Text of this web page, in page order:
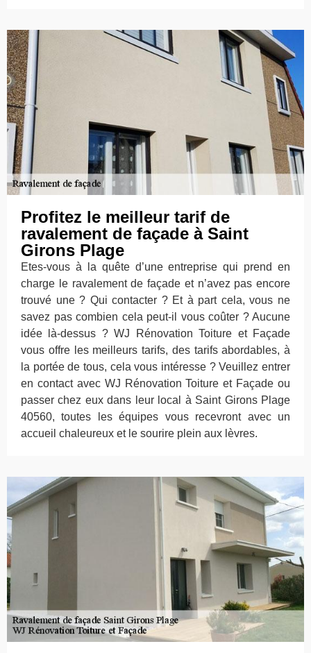
Profitez le meilleur tarif de
ravalement de façade à Saint
Girons Plage
Etes-vous à la quête d’une entreprise qui prend en
charge le ravalement de façade et n’avez pas encore
trouvé une ? Qui contacter ? Et à part cela, vous ne
savez pas combien cela peut-il vous coûter ? Aucune
idée là-dessus ? WJ Rénovation Toiture et Façade
vous offre les meilleurs tarifs, des tarifs abordables, à
la portée de tous, cela vous intéresse ? Veuillez entrer
en contact avec WJ Rénovation Toiture et Façade ou
passer chez eux dans leur local à Saint Girons Plage
40560, toutes les équipes vous recevront avec un
accueil chaleureux et le sourire plein aux lèvres.